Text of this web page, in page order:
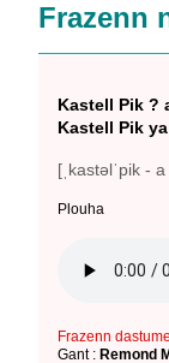
Frazenn
Kastell Pik ?
Kastell Pik ya
[ˌkastəlˈpik -
Plouha
Frazenn
Gant : Remond